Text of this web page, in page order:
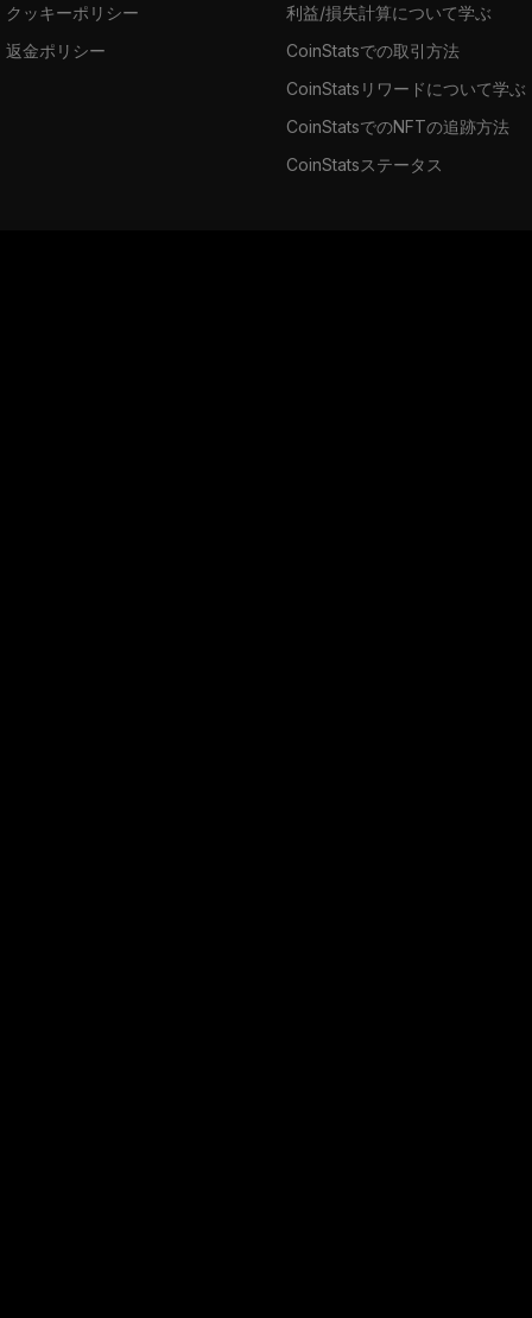
クッキーポリシー
返金ポリシー
利益/損失計算について学ぶ
CoinStatsでの取引方法
CoinStatsリワードについて学ぶ
CoinStatsでのNFTの追跡方法
CoinStatsステータス